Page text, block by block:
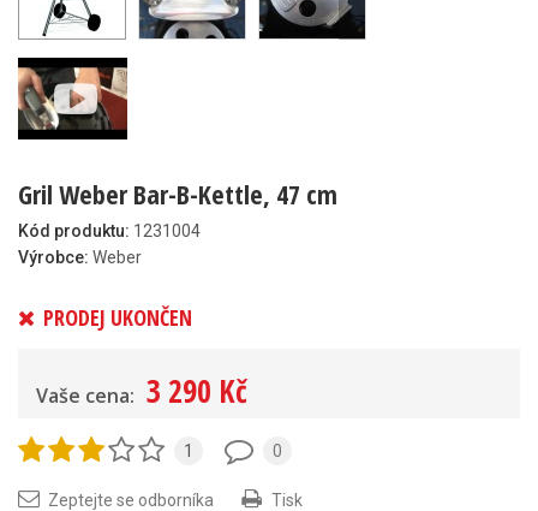
Gril Weber Bar-B-Kettle, 47 cm
Kód produktu: 1231004
Výrobce: Weber
PRODEJ UKONČEN
Vaše cena: 3 290 Kč
1 0
Zeptejte se odborníka Tisk